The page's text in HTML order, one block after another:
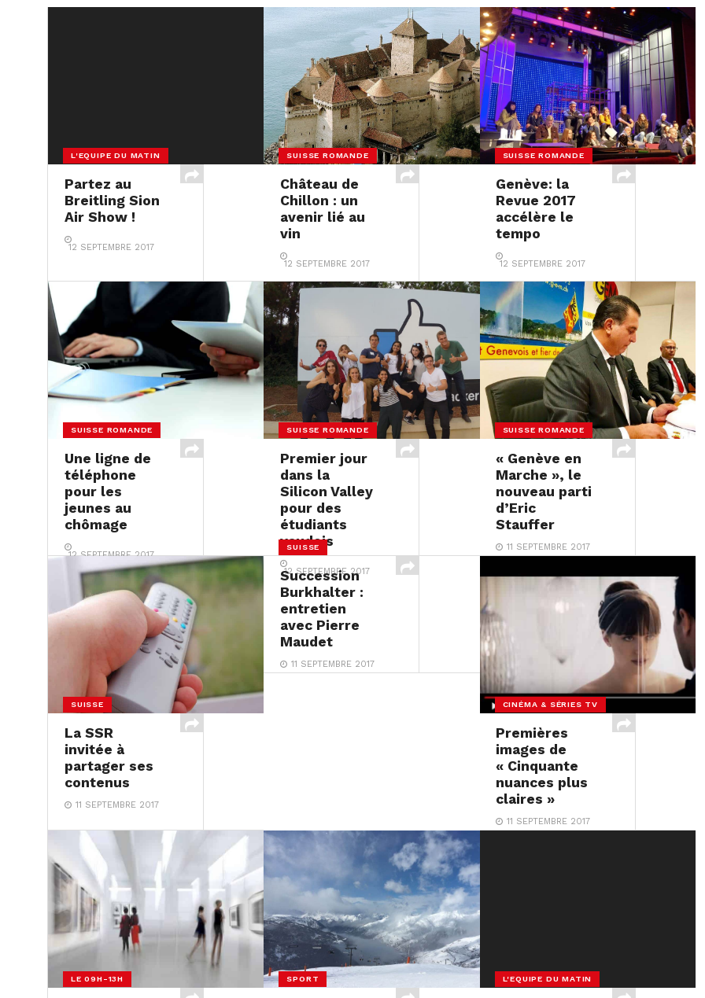
L'EQUIPE DU MATIN
Partez au
Breitling Sion
Air Show !
12 SEPTEMBRE 2017
SUISSE ROMANDE
Château de
Chillon : un
avenir lié au
vin
12 SEPTEMBRE 2017
SUISSE ROMANDE
Genève: la
Revue 2017
accélère le
tempo
12 SEPTEMBRE 2017
SUISSE ROMANDE
Une ligne de
téléphone
pour les
jeunes au
chômage
12 SEPTEMBRE 2017
SUISSE ROMANDE
Premier jour
dans la
Silicon Valley
pour des
étudiants
vaudois
12 SEPTEMBRE 2017
SUISSE ROMANDE
« Genève en
Marche », le
nouveau parti
d’Eric
Stauffer
11 SEPTEMBRE 2017
SUISSE
La SSR
invitée à
partager ses
contenus
11 SEPTEMBRE 2017
SUISSE
Succession
Burkhalter :
entretien
avec Pierre
Maudet
11 SEPTEMBRE 2017
CINÉMA & SÉRIES TV
Premières
images de
« Cinquante
nuances plus
claires »
11 SEPTEMBRE 2017
LE 09H-13H SPORT L'EQUIPE DU MATIN